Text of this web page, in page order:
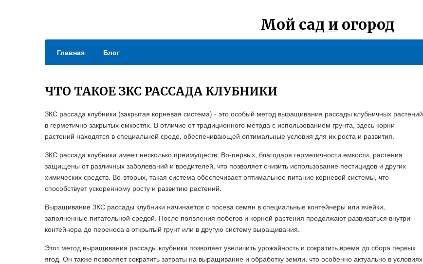
Мой сад и огород
Главная Блог
ЧТО ТАКОЕ ЗКС РАССАДА КЛУБНИКИ
ЗКС рассада клубники (закрытая корневая система) - это особый метод выращивания рассады клубничных растений
в герметично закрытых емкостях. В отличие от традиционного метода с использованием грунта, здесь корни
растений находятся в специальной среде, обеспечивающей оптимальные условия для их роста и развития.
ЗКС рассада клубники имеет несколько преимуществ. Во-первых, благодаря герметичности емкости, растения
защищены от различных заболеваний и вредителей, что позволяет снизить использование пестицидов и других
химических средств. Во-вторых, такая система обеспечивает оптимальное питание корневой системы, что
способствует ускоренному росту и развитию растений.
Выращивание ЗКС рассады клубники начинается с посева семян в специальные контейнеры или ячейки,
заполненные питательной средой. После появления побегов и корней растения продолжают развиваться внутри
контейнера до переноса в открытый грунт или в другую систему выращивания.
Этот метод выращивания рассады клубники позволяет увеличить урожайность и сократить время до сбора первых
ягод. Он также позволяет сократить затраты на выращивание и обработку земли, что особенно актуально в условиях